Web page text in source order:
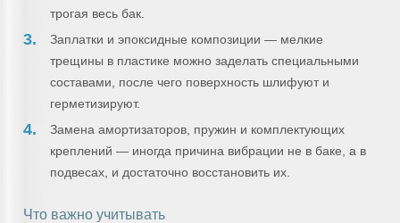
трогая весь бак.
Заплатки и эпоксидные композиции — мелкие
трещины в пластике можно заделать специальными
составами, после чего поверхность шлифуют и
герметизируют.
Замена амортизаторов, пружин и комплектующих
креплений — иногда причина вибрации не в баке, а в
подвесах, и достаточно восстановить их.
Что важно учитывать